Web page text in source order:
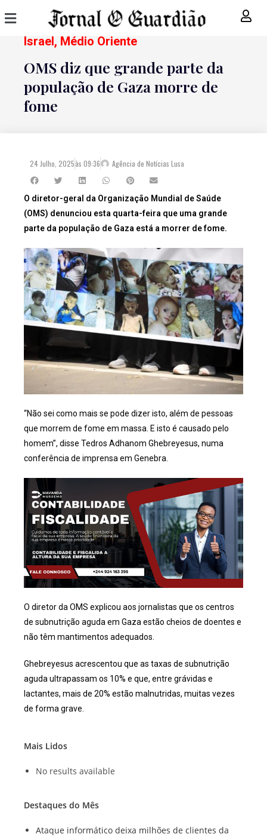
Israel, Médio Oriente
OMS diz que grande parte da
população de Gaza morre de
fome
24 Julho, 2025às 09:36 Agência de Notícias Lusa
O diretor-geral da Organização Mundial de Saúde
(OMS) denunciou esta quarta-feira que uma grande
parte da população de Gaza está a morrer de fome.
“Não sei como mais se pode dizer isto, além de pessoas
que morrem de fome em massa. E isto é causado pelo
homem”, disse Tedros Adhanom Ghebreyesus, numa
conferência de imprensa em Genebra.
O diretor da OMS explicou aos jornalistas que os centros
de subnutrição aguda em Gaza estão cheios de doentes e
não têm mantimentos adequados.
Ghebreyesus acrescentou que as taxas de subnutrição
aguda ultrapassam os 10% e que, entre grávidas e
lactantes, mais de 20% estão malnutridas, muitas vezes
de forma grave.
Mais Lidos
No results available
Destaques do Mês
Ataque informático deixa milhões de clientes da